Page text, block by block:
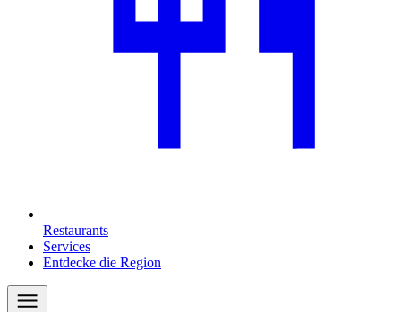
Restaurants
Services
Entdecke die Region